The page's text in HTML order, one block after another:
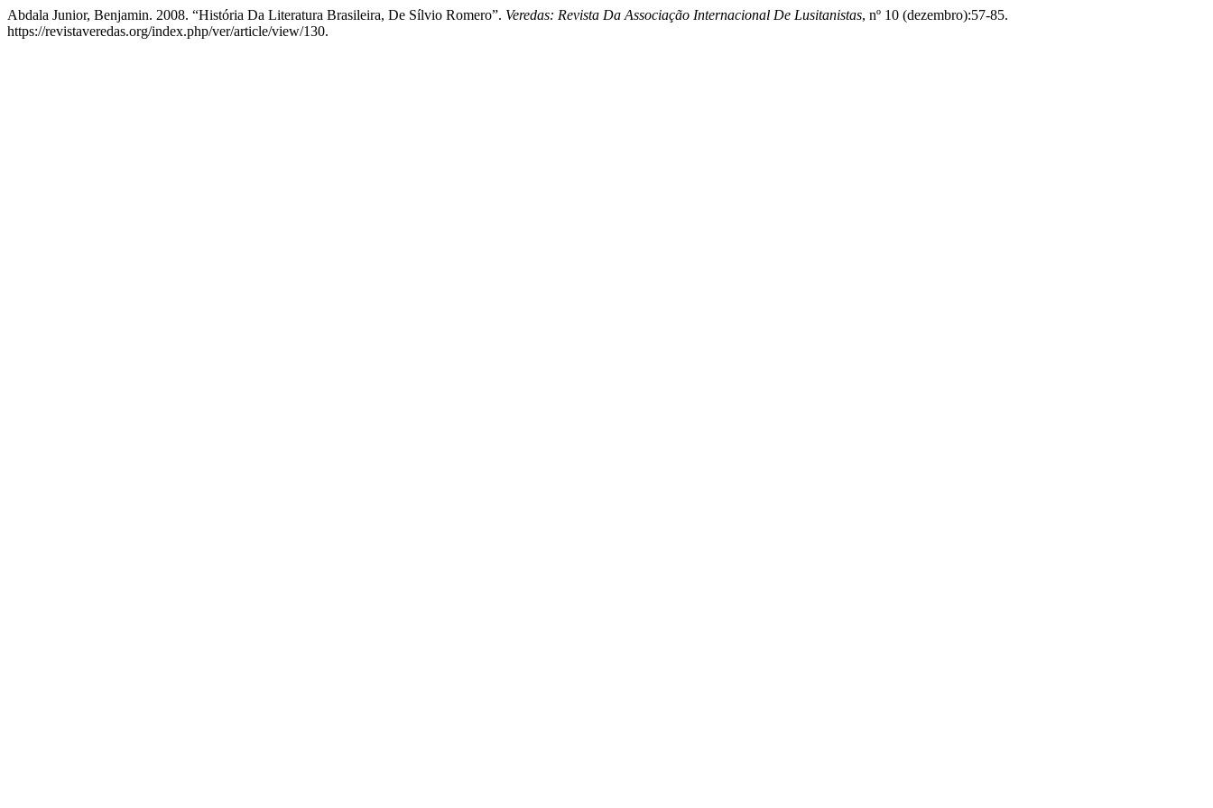
Abdala Junior, Benjamin. 2008. “História Da Literatura Brasileira, De Sílvio Romero”. Veredas: Revista Da Associação Internacional De Lusitanistas, nº 10 (dezembro):57-85.
https://revistaveredas.org/index.php/ver/article/view/130.